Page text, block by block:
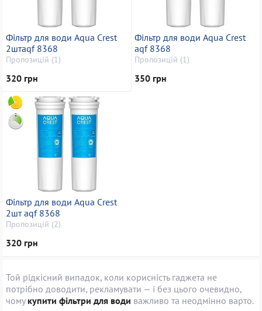
Фільтр для води Aqua Crest
2штaqf 8368
Пропозицій (1)
320 грн
Фільтр для води Aqua Crest
aqf 8368
Пропозицій (1)
350 грн
Фільтр для води Aqua Crest
2шт aqf 8368
Пропозицій (2)
320 грн
Той рідкісний випадок, коли корисність гаджета не
потрібно доводити, рекламувати — і без цього очевидно,
чому купити фільтри для води важливо та неодмінно варто.